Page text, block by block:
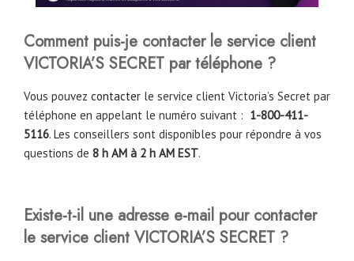
Comment puis-je contacter le service client
VICTORIA’S SECRET par téléphone ?
Vous pouvez contacter le service client Victoria’s Secret par
téléphone en appelant le numéro suivant : 1-800-411-
5116. Les conseillers sont disponibles pour répondre à vos
questions de 8 h AM à 2 h AM EST.
Existe-t-il une adresse e-mail pour contacter
le service client VICTORIA’S SECRET ?